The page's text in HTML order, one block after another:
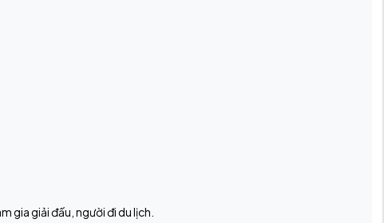
gia giải đấu, người đi du lịch.